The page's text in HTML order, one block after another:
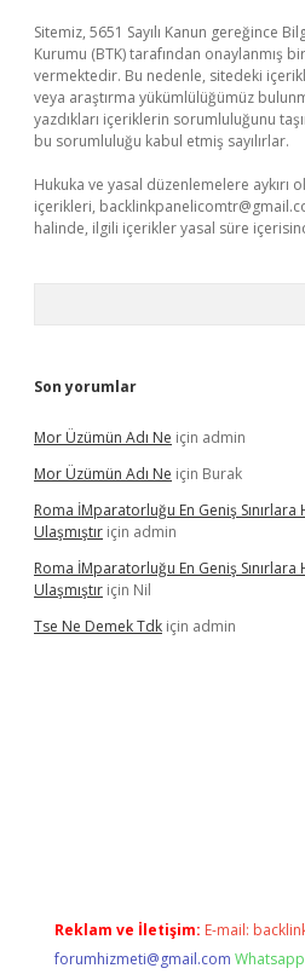
Sitemiz, 5651 Sayılı Kanun gereğince
Kurumu (BTK) tarafından onaylanmış
vermektedir. Bu nedenle, sitedeki
veya araştırma yükümlülüğümüz
yazdıkları içeriklerin sorumluluğunu
bu sorumluluğu kabul etmiş sayılırlar.
Hukuka ve yasal düzenlemelere aykırı
içerikleri,
halinde, ilgili içerikler yasal süre
Son yorumlar
Mor Üzümün Adı Ne için admin
Mor Üzümün Adı Ne için Burak
Roma İMparatorluğu En Geniş
Ulaşmıştır için admin
Roma İMparatorluğu En Geniş
Ulaşmıştır için Nil
Tse Ne Demek Tdk için admin
Reklam ve İletişim: E-mail:
forumhizmeti@gmail.com